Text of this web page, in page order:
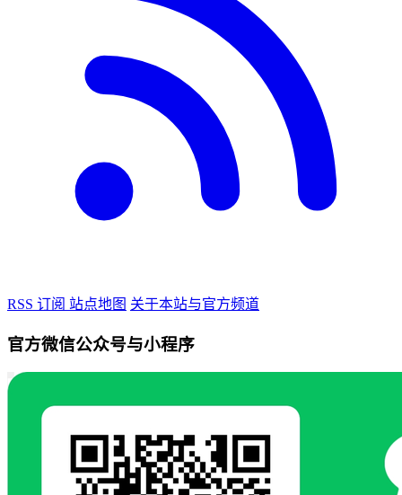
RSS 订阅 站点地图 关于本站与官方频道
官方微信公众号与小程序